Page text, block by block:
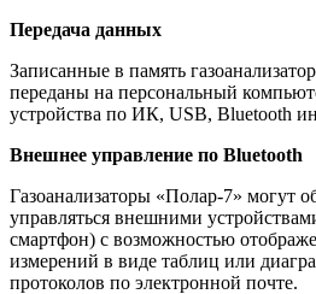
Передача данных
Записанные в память
переданы на персональный
устройства по ИК, USB, Bluetooth
Внешнее управление по Bluetooth
Газоанализаторы «Полар-7» могут
управляться внешними
смартфон) с возможностью
измерений в виде таблиц или
протоколов по электронной почте.